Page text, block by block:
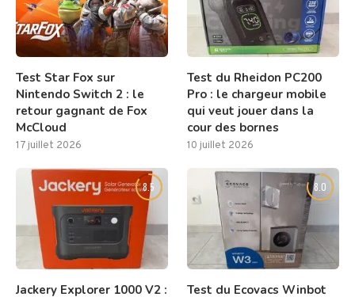
Test Star Fox sur
Nintendo Switch 2 : le
retour gagnant de Fox
McCloud
17 juillet 2026
Test du Rheidon PC200
Pro : le chargeur mobile
qui veut jouer dans la
cour des bornes
10 juillet 2026
8.5
Jackery Explorer 1000 V2 :
8.0
Test du Ecovacs Winbot